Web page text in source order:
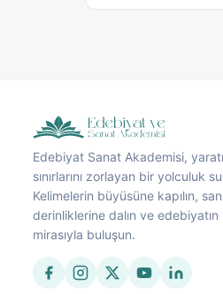
Edebiyat Sanat Akademisi,
sınırlarını zorlayan bir yolculuk
Kelimelerin büyüsüne kapılın,
derinliklerine dalın ve
mirasıyla buluşun.